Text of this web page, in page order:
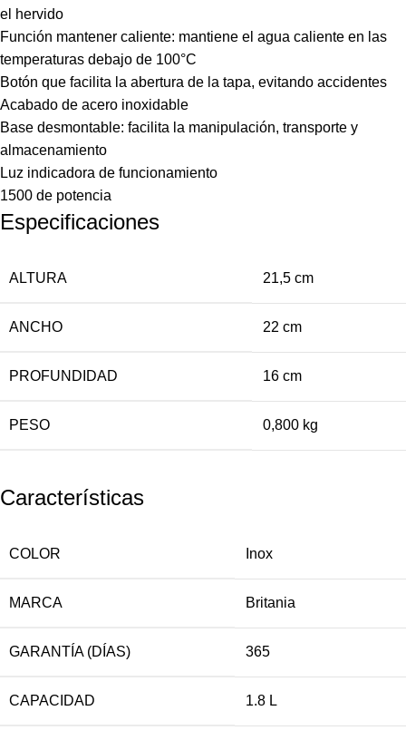
el hervido
Función mantener caliente: mantiene el agua caliente en las
temperaturas debajo de 100°C
Botón que facilita la abertura de la tapa, evitando accidentes
Acabado de acero inoxidable
Base desmontable: facilita la manipulación, transporte y
almacenamiento
Luz indicadora de funcionamiento
1500 de potencia
Especificaciones
ALTURA 21,5 cm
ANCHO 22 cm
PROFUNDIDAD 16 cm
PESO 0,800 kg
Características
COLOR Inox
MARCA Britania
GARANTÍA (DÍAS) 365
CAPACIDAD 1.8 L